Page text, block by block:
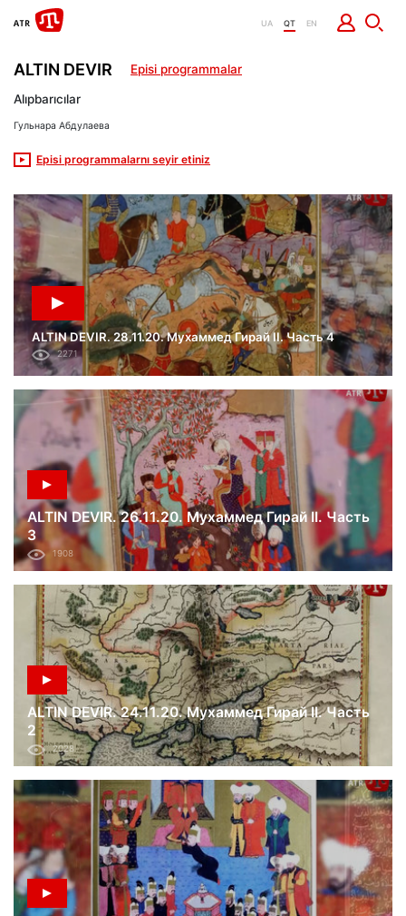
UA QT EN
ALTIN DEVIR Episi programmalar
ALTIN DEVIR. 28.11.20. Мухаммед Гирай II. Часть 4
2271
ALTIN DEVIR. 26.11.20. Мухаммед Гирай II. Часть
3
1908
ALTIN DEVIR. 24.11.20. Мухаммед Гирай II. Часть
2
2028
Alıpbarıcılar
Гульнара Абдулаева
Episi programmalarnı seyir etiniz